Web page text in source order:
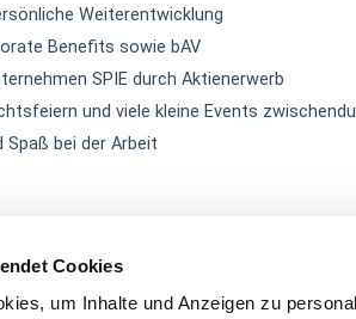
Cookies
um Inhalte und Anzeigen zu
Weiterentwicklung
Benefits sowie bAV
SPIE durch Aktienerwerb
und viele kleine Events
bei der Arbeit